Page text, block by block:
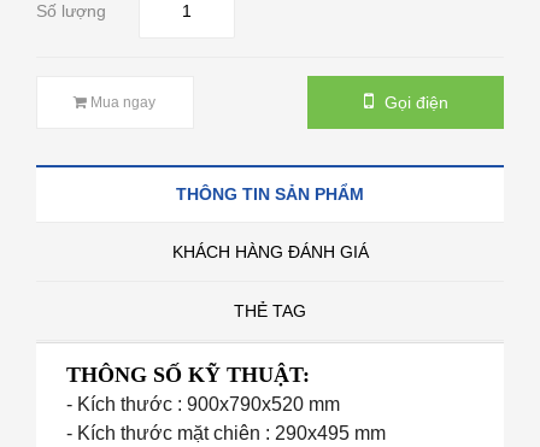
Số lượng
Mua ngay Gọi điện
THÔNG TIN SẢN PHẨM
KHÁCH HÀNG ĐÁNH GIÁ
THẺ TAG
THÔNG SỐ KỸ THUẬT:
- Kích thước : 900x790x520 mm
- Kích thước mặt chiên : 290x495 mm